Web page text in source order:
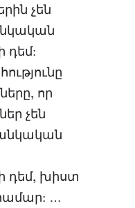
չեն
դեմ:
որ
չեն
դեմ, խիստ
…